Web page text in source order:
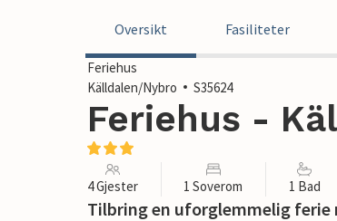
Oversikt Fasiliteter
Feriehus
Källdalen/Nybro
S35624
Feriehus -
4 Gjester 1 Soverom 1 Bad
Tilbring en uforglemmelig